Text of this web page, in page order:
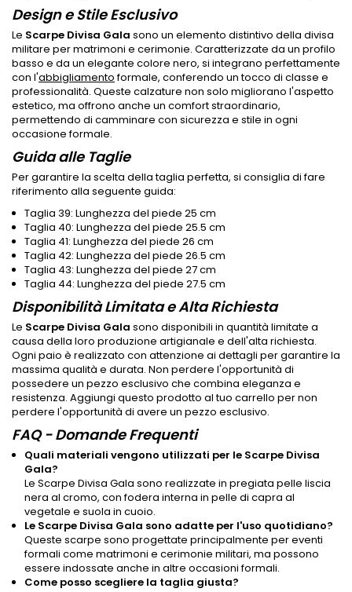
Design e Stile Esclusivo
Le Scarpe Divisa Gala sono un elemento distintivo della divisa
militare per matrimoni e cerimonie. Caratterizzate da un profilo
basso e da un elegante colore nero, si integrano perfettamente
con l'abbigliamentoformale, conferendo un tocco di classe e
professionalità. Queste calzature non solo migliorano l'aspetto
estetico, ma offrono anche un comfort straordinario,
permettendo di camminare con sicurezza e stile in ogni
occasione formale.
Guida alle Taglie
Per garantire la scelta della taglia perfetta, si consiglia di fare
riferimento alla seguente guida:
Taglia 39: Lunghezza del piede 25 cm
Taglia 40: Lunghezza del piede 25.5 cm
Taglia 41: Lunghezza del piede 26 cm
Taglia 42: Lunghezza del piede 26.5 cm
Taglia 43: Lunghezza del piede 27 cm
Taglia 44: Lunghezza del piede 27.5 cm
Disponibilità Limitata e Alta Richiesta
Le Scarpe Divisa Gala sono disponibili in quantità limitate a
causa della loro produzione artigianale e dell'alta richiesta.
Ogni paio è realizzato con attenzione ai dettagli per garantire la
massima qualità e durata. Non perdere l'opportunità di
possedere un pezzo esclusivo che combina eleganza e
resistenza. Aggiungi questo prodotto al tuo carrello per non
perdere l'opportunità di avere un pezzo esclusivo.
FAQ - Domande Frequenti
Quali materiali vengono utilizzati per le Scarpe Divisa
Gala?
Le Scarpe Divisa Gala sono realizzate in pregiata pelle liscia
nera al cromo, con fodera interna in pelle di capra al
vegetale e suola in cuoio.
Le Scarpe Divisa Gala sono adatte per l'uso quotidiano?
Queste scarpe sono progettate principalmente per eventi
formali come matrimoni e cerimonie militari, ma possono
essere indossate anche in altre occasioni formali.
Come posso scegliere la taglia giusta?